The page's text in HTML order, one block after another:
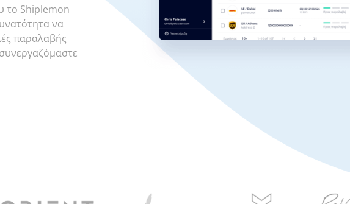
το Shiplemon
να
παραλαβής
συνεργαζόμαστε